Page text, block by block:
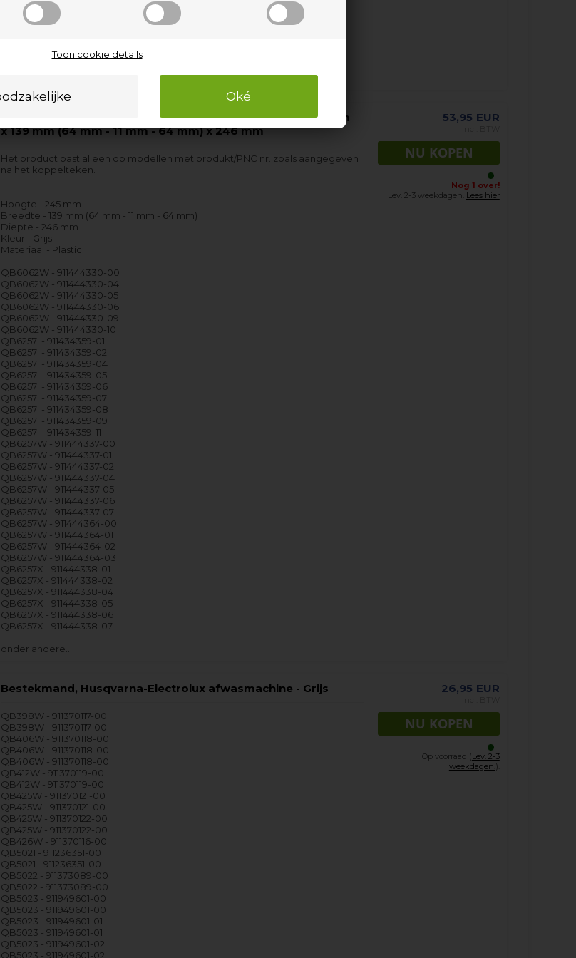
Toon cookie details
QB4262X - 911084006-02
QB4262X - 911084006-04
QB950 - 911645207-00
Bestekmand, Husqvarna-Electrolux afwasmachine - 245 mm
x 139 mm (64 mm - 11 mm - 64 mm) x 246 mm
Het product past alleen op modellen met produkt/PNC nr. zoals aangegeven
na het koppelteken.
Hoogte - 245 mm
Breedte - 139 mm (64 mm - 11 mm - 64 mm)
Diepte - 246 mm
Kleur - Grijs
Materiaal - Plastic
QB6062W - 911444330-00
QB6062W - 911444330-04
QB6062W - 911444330-05
QB6062W - 911444330-06
QB6062W - 911444330-09
QB6062W - 911444330-10
QB6257I - 911434359-01
QB6257I - 911434359-02
QB6257I - 911434359-04
QB6257I - 911434359-05
QB6257I - 911434359-06
QB6257I - 911434359-07
QB6257I - 911434359-08
QB6257I - 911434359-09
QB6257I - 911434359-11
QB6257W - 911444337-00
QB6257W - 911444337-01
QB6257W - 911444337-02
QB6257W - 911444337-04
QB6257W - 911444337-05
QB6257W - 911444337-06
QB6257W - 911444337-07
QB6257W - 911444364-00
QB6257W - 911444364-01
QB6257W - 911444364-02
QB6257W - 911444364-03
QB6257X - 911444338-01
QB6257X - 911444338-02
QB6257X - 911444338-04
QB6257X - 911444338-05
QB6257X - 911444338-06
QB6257X - 911444338-07
onder andere…
53,95 EUR
Nog 1 over!
Lev. 2-3 weekdagen. Lees hier
Bestekmand, Husqvarna-Electrolux afwasmachine - Grijs
QB398W - 911370117-00
QB398W - 911370117-00
QB406W - 911370118-00
QB406W - 911370118-00
QB406W - 911370118-00
QB412W - 911370119-00
QB412W - 911370119-00
QB425W - 911370121-00
QB425W - 911370121-00
QB425W - 911370122-00
QB425W - 911370122-00
QB426W - 911370116-00
QB5021 - 911236351-00
QB5021 - 911236351-00
QB5022 - 911373089-00
QB5022 - 911373089-00
QB5023 - 911949601-00
QB5023 - 911949601-00
QB5023 - 911949601-01
QB5023 - 911949601-01
QB5023 - 911949601-02
QB5023 - 911949601-02
26,95 EUR
Op voorraad (Lev. 2-3
weekdagen. ).